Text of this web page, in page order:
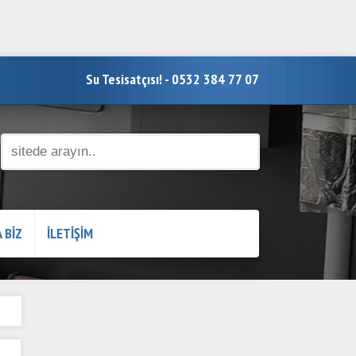
Su Tesisatçısı! - 0532 384 77 07
BİZ İLETİŞİM